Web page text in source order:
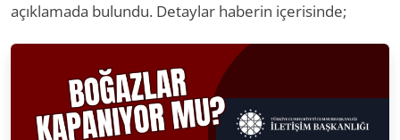
açıklamada bulundu. Detaylar haberin içerisinde;